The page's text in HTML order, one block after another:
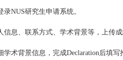
录NUS研究生申请系统。
信息、联系方式、学术背景等，上传
学术背景信息，完成Declaration后填写